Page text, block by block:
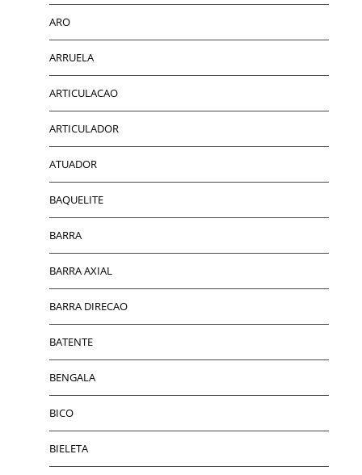
ARO
ARRUELA
ARTICULACAO
ARTICULADOR
ATUADOR
BAQUELITE
BARRA
BARRA AXIAL
BARRA DIRECAO
BATENTE
BENGALA
BICO
BIELETA